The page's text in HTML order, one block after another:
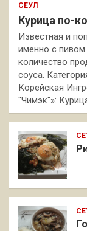
СЕУЛ
Курица по-
Известная и
именно с
количество
соуса.
Корейская
"Чимэк"»: